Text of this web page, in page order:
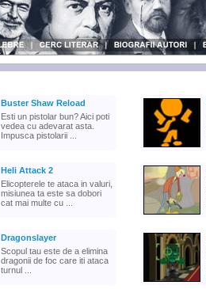
Buster Shaw Reload
Esti un pistolar bun? Aici poti
vedea cu adevarat asta.
Impusca pistolarii ...
Heli Attack 2
Elicopterele te ataca in valuri,
misiunea ta este sa dobori
cat mai multe cu ...
Dragonslayer
Scopul tau este de a elimina
dragonii de foc care iti ataca
turnul ...